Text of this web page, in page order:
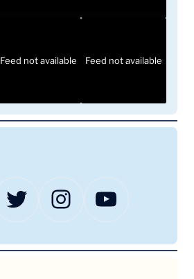
Feed not available Feed not available
Twitter Instagram YouTube